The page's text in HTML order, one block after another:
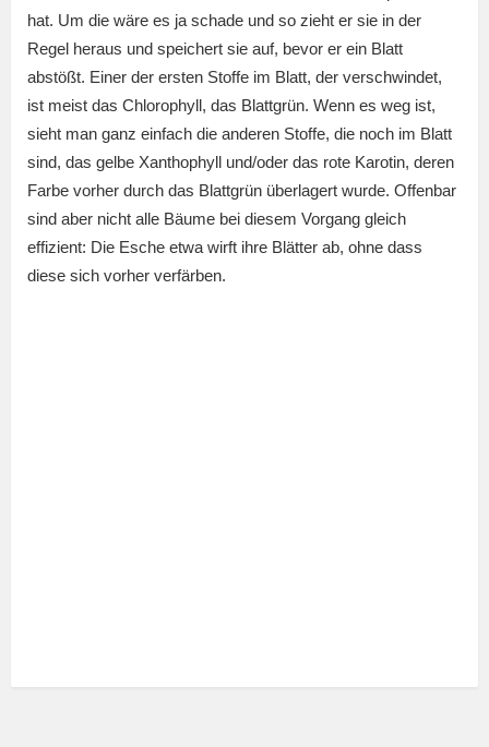
hat. Um die wäre es ja schade und so zieht er sie in der
Regel heraus und speichert sie auf, bevor er ein Blatt
abstößt. Einer der ersten Stoffe im Blatt, der verschwindet,
ist meist das Chlorophyll, das Blattgrün. Wenn es weg ist,
sieht man ganz einfach die anderen Stoffe, die noch im Blatt
sind, das gelbe Xanthophyll und/oder das rote Karotin, deren
Farbe vorher durch das Blattgrün überlagert wurde. Offenbar
sind aber nicht alle Bäume bei diesem Vorgang gleich
effizient: Die Esche etwa wirft ihre Blätter ab, ohne dass
diese sich vorher verfärben.